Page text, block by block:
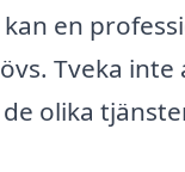
en
Tveka
olika